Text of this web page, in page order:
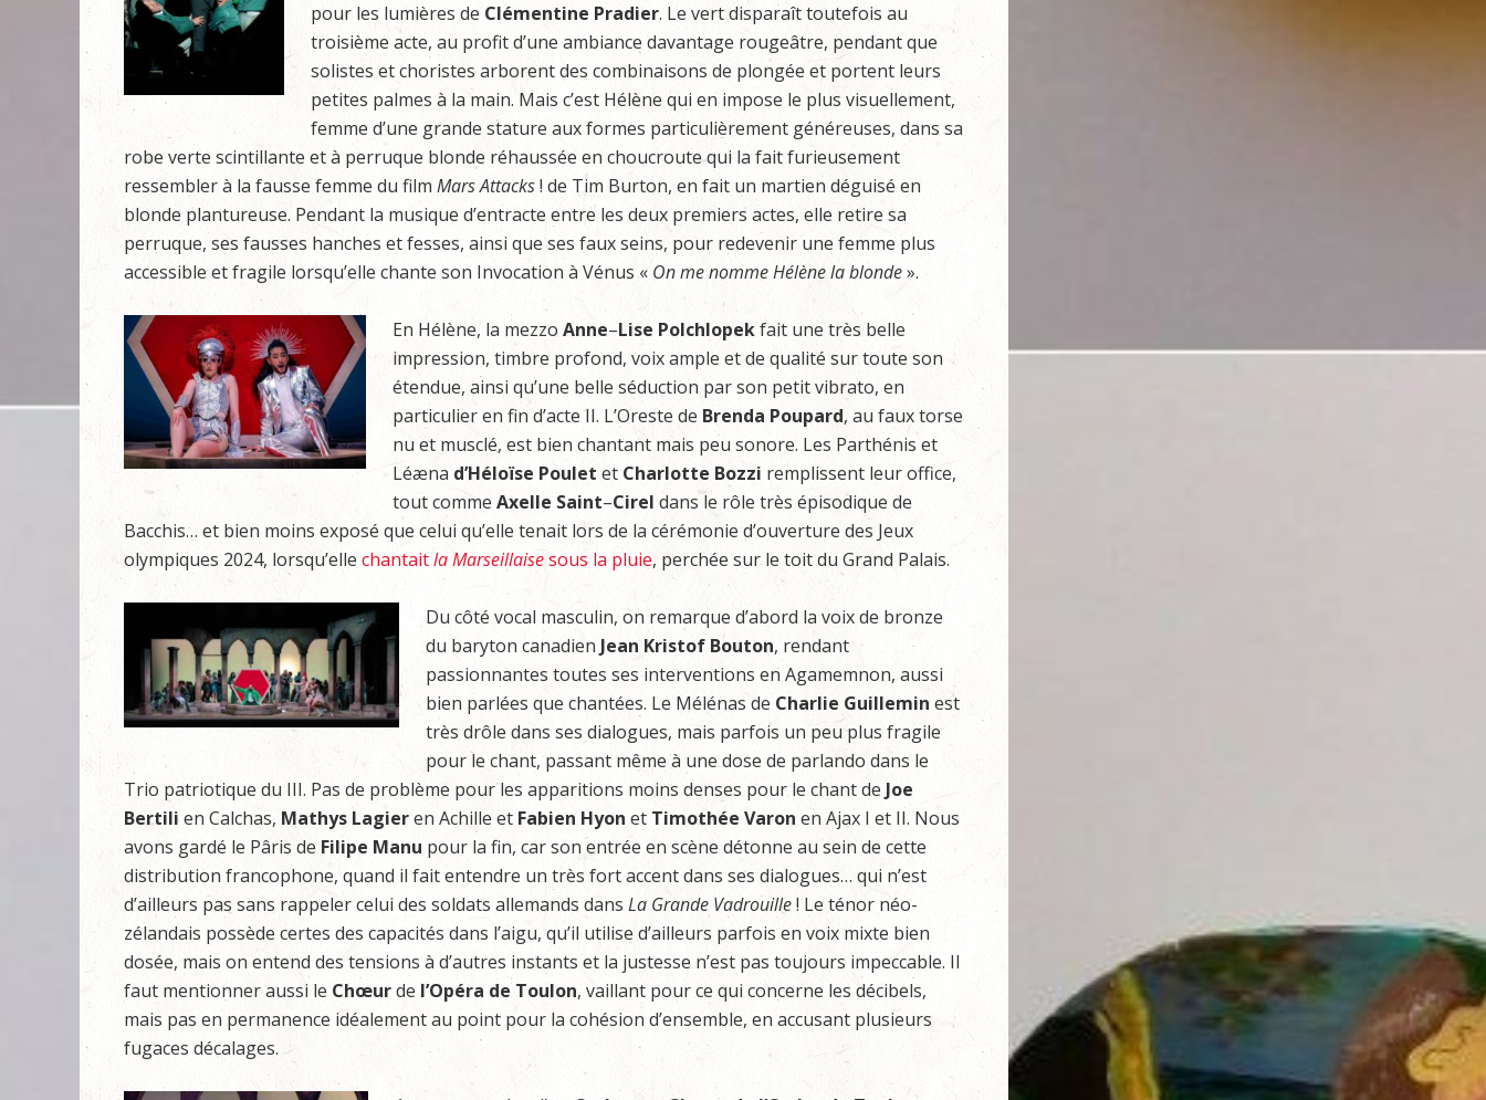
pour les lumières de Clémentine Pradier. Le vert disparaît toutefois au
troisième acte, au profit d’une ambiance davantage rougeâtre, pendant que
solistes et choristes arborent des combinaisons de plongée et portent leurs
petites palmes à la main. Mais c’est Hélène qui en impose le plus visuellement,
femme d’une grande stature aux formes particulièrement généreuses, dans sa
robe verte scintillante et à perruque blonde réhaussée en choucroute qui la fait furieusement
ressembler à la fausse femme du film MarsAttacks! de Tim Burton, en fait un martien déguisé en
blonde plantureuse. Pendant la musique d’entracte entre les deux premiers actes, elle retire sa
perruque, ses fausses hanches et fesses, ainsi que ses faux seins, pour redevenir une femme plus
accessible et fragile lorsqu’elle chante son Invocation à Vénus « OnmenommeHélènelablonde».
En Hélène, la mezzo Anne–Lise Polchlopekfait une très belle
impression, timbre profond, voix ample et de qualité sur toute son
étendue, ainsi qu’une belle séduction par son petit vibrato, en
particulier en fin d’acte II. L’Oreste de Brenda Poupard, au faux torse
nu et musclé, est bien chantant mais peu sonore. Les Parthénis et
Léæna d’Héloïse Poulet et Charlotte Bozzi remplissent leur office,
tout comme Axelle Saint–Cirel dans le rôle très épisodique de
Bacchis… et bien moins exposé que celui qu’elle tenait lors de la cérémonie d’ouverture des Jeux
olympiques 2024, lorsqu’elle chantaitla Marseillaisesous la pluie, perchée sur le toit du Grand Palais.
Du côté vocal masculin, on remarque d’abord la voix de bronze
du baryton canadien Jean Kristof Bouton, rendant
passionnantes toutes ses interventions en Agamemnon, aussi
bien parlées que chantées. Le Mélénas de Charlie Guillemin est
très drôle dans ses dialogues, mais parfois un peu plus fragile
pour le chant, passant même à une dose de parlando dans le
Trio patriotique du III. Pas de problème pour les apparitions moins denses pour le chant de Joe
Bertili en Calchas, Mathys Lagieren Achille et Fabien Hyon et Timothée Varon en Ajax I et II. Nous
avons gardé le Pâris de Filipe Manu pour la fin, car son entrée en scène détonne au sein de cette
distribution francophone, quand il fait entendre un très fort accent dans ses dialogues… qui n’est
d’ailleurs pas sans rappeler celui des soldats allemands dans La Grande Vadrouille! Le ténor néo-
zélandais possède certes des capacités dans l’aigu, qu’il utilise d’ailleurs parfois en voix mixte bien
dosée, mais on entend des tensions à d’autres instants et la justesse n’est pas toujours impeccable. Il
faut mentionner aussi le Chœurde l’Opéra de Toulon, vaillant pour ce qui concerne les décibels,
mais pas en permanence idéalement au point pour la cohésion d’ensemble, en accusant plusieurs
fugaces décalages.